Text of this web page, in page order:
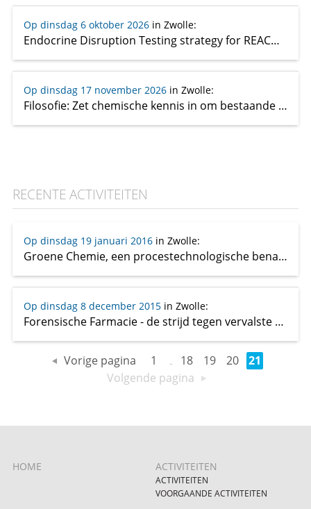
Op dinsdag 6 oktober 2026in Zwolle:
Endocrine Disruption Testing strategy for REACH: Current gaps and future requirements
Op dinsdag 17 november 2026in Zwolle:
Filosofie: Zet chemische kennis in om bestaande problemen op te lossen: (academische) chemici moeten hun verantwoordelijkheid nemen
RECENTE ACTIVITEITEN
Op dinsdag 19 januari 2016in Zwolle:
Groene Chemie, een procestechnologische benadering
Op dinsdag 8 december 2015in Zwolle:
Forensische Farmacie - de strijd tegen vervalste medische producten
Vorige pagina 1 18 19 20
21
Volgende pagina
HOME ACTIVITEITEN
ACTIVITEITEN
VOORGAANDE ACTIVITEITEN